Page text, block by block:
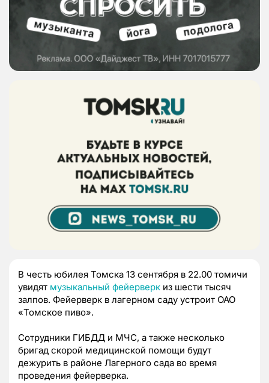
В честь юбилея Томска 13 сентября в 22.00 томичи
увидят музыкальный фейерверк из шести тысяч
залпов. Фейерверк в лагерном саду устроит ОАО
«Томское пиво».
Сотрудники ГИБДД и МЧС, а также несколько
бригад скорой медицинской помощи будут
дежурить в районе Лагерного сада во время
проведения фейерверка.